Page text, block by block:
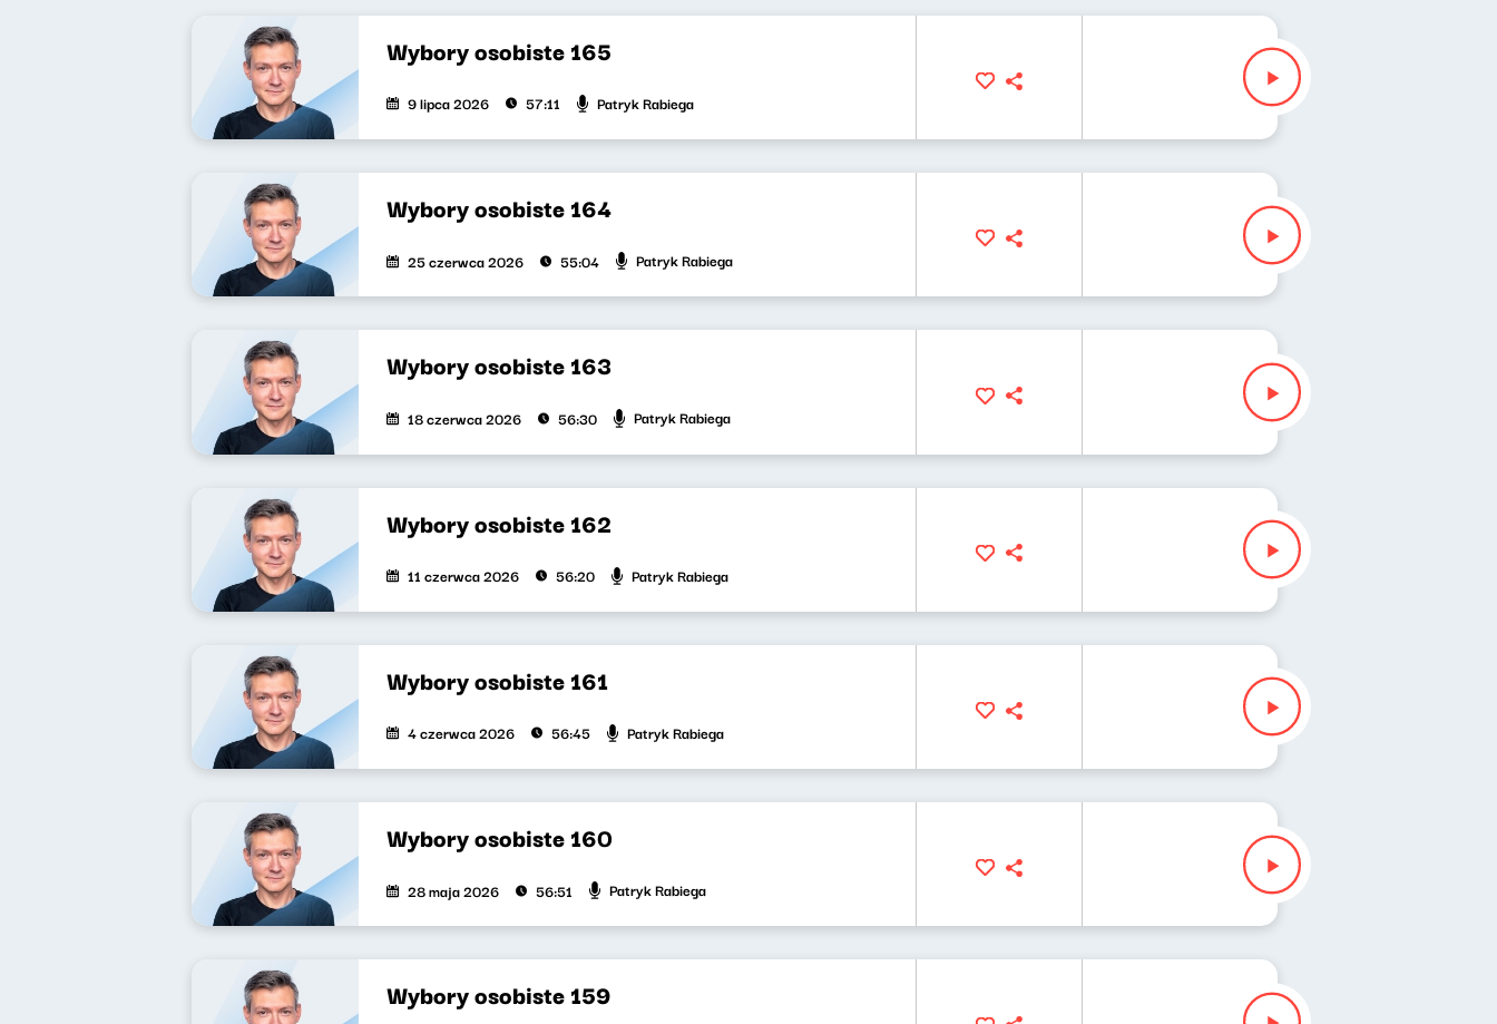
Wybory osobiste 165
9 lipca 2026 57:11 Patryk Rabiega
Wybory osobiste 164
25 czerwca 2026 55:04 Patryk Rabiega
Wybory osobiste 163
18 czerwca 2026 56:30 Patryk Rabiega
Wybory osobiste 162
11 czerwca 2026 56:20 Patryk Rabiega
Wybory osobiste 161
4 czerwca 2026 56:45 Patryk Rabiega
Wybory osobiste 160
28 maja 2026 56:51 Patryk Rabiega
Wybory osobiste 159